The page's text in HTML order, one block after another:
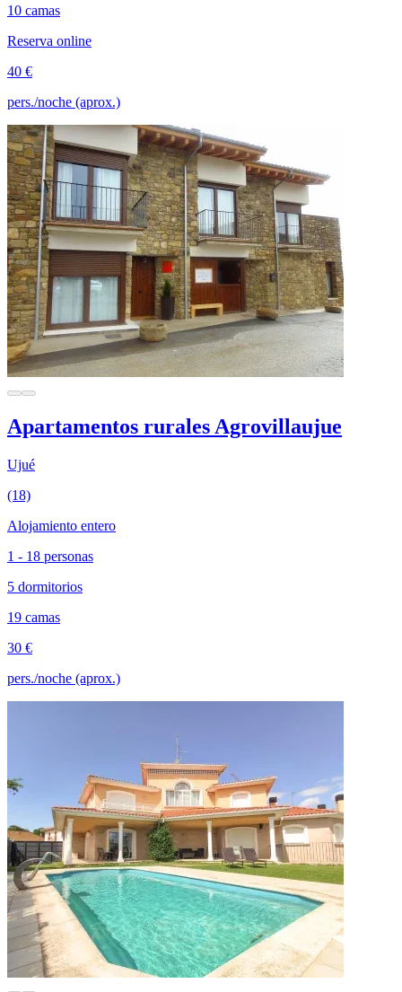
10 camas
Reserva online
40 €
pers./noche (aprox.)
Apartamentos rurales Agrovillaujue
Ujué
(18)
Alojamiento entero
1 - 18 personas
5 dormitorios
19 camas
30 €
pers./noche (aprox.)